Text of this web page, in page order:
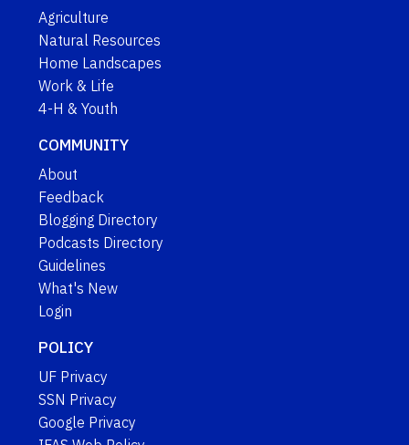
Agriculture
Natural Resources
Home Landscapes
Work & Life
4-H & Youth
COMMUNITY
About
Feedback
Blogging Directory
Podcasts Directory
Guidelines
What's New
Login
POLICY
UF Privacy
SSN Privacy
Google Privacy